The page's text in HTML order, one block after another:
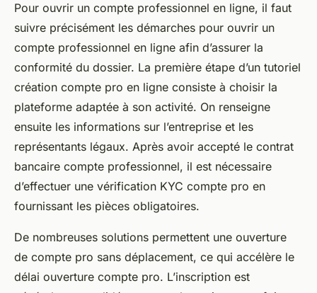
Pour ouvrir un compte professionnel en ligne, il faut
suivre précisément les démarches pour ouvrir un
compte professionnel en ligne afin d’assurer la
conformité du dossier. La première étape d’un tutoriel
création compte pro en ligne consiste à choisir la
plateforme adaptée à son activité. On renseigne
ensuite les informations sur l’entreprise et les
représentants légaux. Après avoir accepté le contrat
bancaire compte professionnel, il est nécessaire
d’effectuer une vérification KYC compte pro en
fournissant les pièces obligatoires.
De nombreuses solutions permettent une ouverture
de compte pro sans déplacement, ce qui accélère le
délai ouverture compte pro. L’inscription est